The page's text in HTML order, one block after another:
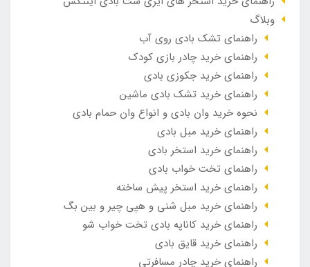
وبلاگ
راهنمای تشک بادی روی آب
راهنمای خرید چادر بازی کودک
راهنمای خرید جکوزی بادی
راهنمای خرید تشک بادی ماشین
نحوه خرید وان بادی و انواع وان حمام بادی
راهنمای خرید مبل بادی
راهنمای خرید استخر بادی
راهنمای تخت خواب بادی
راهنمای خرید استخر پیش ساخته
راهنمای خرید مبل شنی و هپی چیر و بین بگ
راهنمای خرید کاناپه بادی تخت خواب شو
راهنمای خرید قایق بادی
راهنمای خرید چادر مسافرتی